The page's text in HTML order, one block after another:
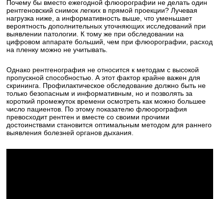
Почему бы вместо ежегодной флюорографии не делать один
рентгеновский снимок легких в прямой проекции? Лучевая
нагрузка ниже, а информативность выше, что уменьшает
вероятность дополнительных уточняющих исследований при
выявлении патологии. К тому же при обследовании на
цифровом аппарате больший, чем при флюорографии, расход
на пленку можно не учитывать.
Однако рентгенография не относится к методам с высокой
пропускной способностью. А этот фактор крайне важен для
скрининга. Профилактическое обследование должно быть не
только безопасным и информативным, но и позволять за
короткий промежуток времени осмотреть как можно большее
число пациентов. По этому показателю флюорография
превосходит рентген и вместе со своими прочими
достоинствами становится оптимальным методом для раннего
выявления болезней органов дыхания.